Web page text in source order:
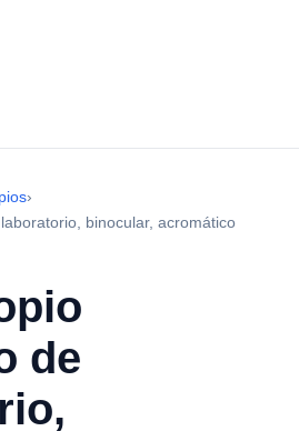
›
binocular, acromático
de